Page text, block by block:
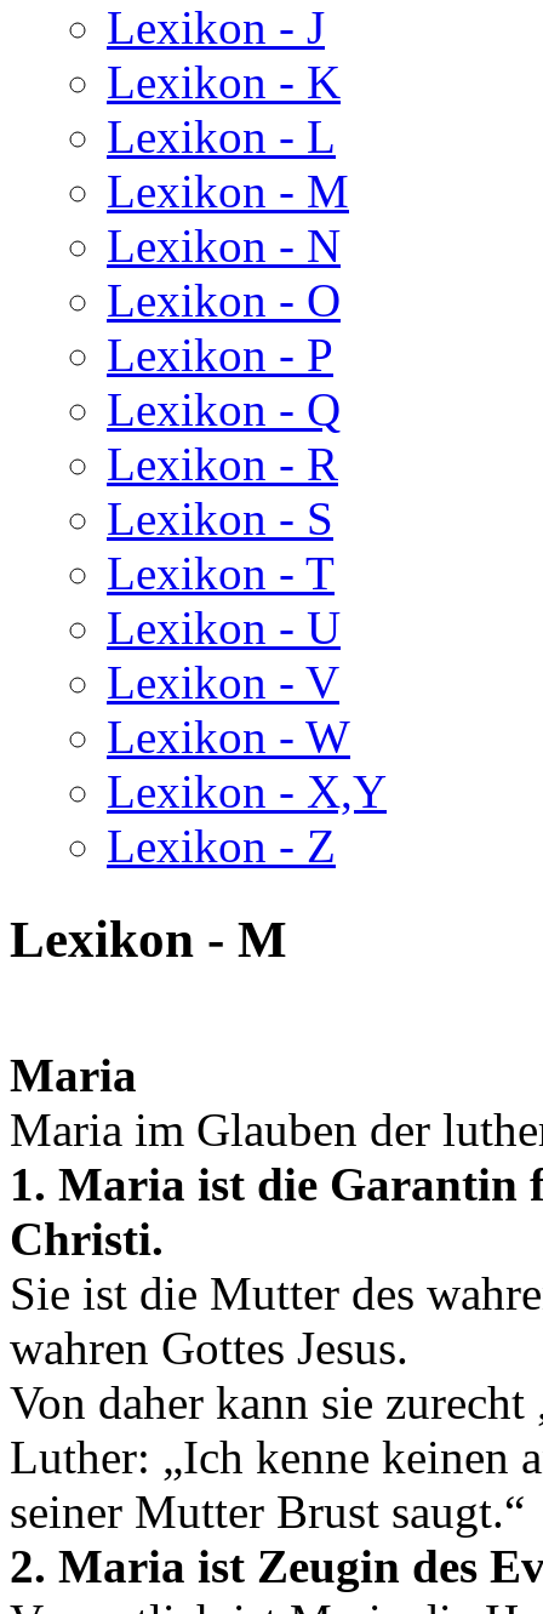
Lexikon - J
Lexikon - K
Lexikon - L
Lexikon - M
Lexikon - N
Lexikon - O
Lexikon - P
Lexikon - Q
Lexikon - R
Lexikon - S
Lexikon - T
Lexikon - U
Lexikon - V
Lexikon - W
Lexikon - X,Y
Lexikon - Z
Lexikon - M
Maria
Maria im Glauben der
1. Maria ist die Garantin
Christi.
Sie ist die Mutter des
wahren Gottes Jesus.
Von daher kann sie
Luther: „Ich kenne keinen
seiner Mutter Brust saugt.“
2. Maria ist Zeugin des